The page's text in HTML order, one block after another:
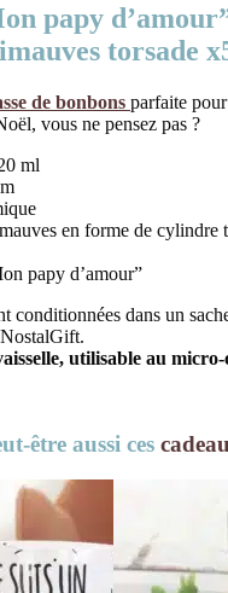
papy
torsade
de bonbons parfaite pour
vous ne pensez pas ?
ml
en forme de cylindre
papy d’amour”
conditionnées dans un
utilisable au micro-
être aussi ces